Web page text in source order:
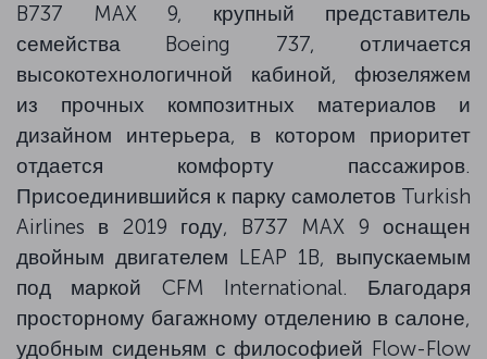
B737 MAX 9, крупный представитель
семейства Boeing 737, отличается
высокотехнологичной кабиной, фюзеляжем
из прочных композитных материалов и
дизайном интерьера, в котором приоритет
отдается комфорту пассажиров.
Присоединившийся к парку самолетов Turkish
Airlines в 2019 году, B737 MAX 9 оснащен
двойным двигателем LEAP 1B, выпускаемым
под маркой CFM International. Благодаря
просторному багажному отделению в салоне,
удобным сиденьям с философией Flow-Flow